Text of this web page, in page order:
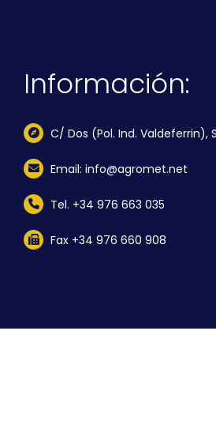
Información:
C/ Dos (Pol. Ind. Valdeferrin),
Email: info@agromet.net
Tel. +34 976 663 035
Fax +34 976 660 908